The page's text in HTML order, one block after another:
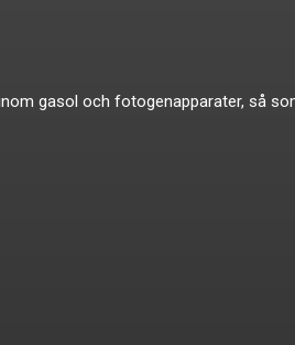
gasol och fotogenapparater, så